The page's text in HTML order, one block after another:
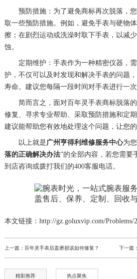
预防措施：为了避免商标再次脱落，您
取一些预防措施。例如，避免手表与硬物
擦；在剧烈运动或洗澡时取下手表，以减
蚀。
定期维护：手表作为一种精密仪器，需
护，不仅可以及时发现和解决手表的问题
寿命。建议您每隔一段时间对手表进行一次
简而言之，面对百年灵手表商标脱落的
修复、寻求专业帮助、采取预防措施和定
建议能帮助您有效地处理这个问题，让您
以上就是广州亨得利维修服务中心为
落的正确解决办法”的全部内容，若您需要
到店咨询或拨打我们的400客服电话。
本文链接：http://gz.goluxvip.com/Problems/
上一篇： 百年灵手表后盖磨损该如何修复？ 下一篇
精彩推荐 热点聚焦